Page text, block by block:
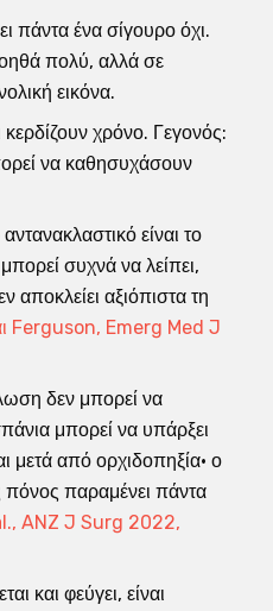
πάντα ένα σίγουρο όχι.
πολύ, αλλά σε
εικόνα.
χρόνο. Γεγονός:
να καθησυχάσουν
είναι το
συχνά να λείπει,
αποκλείει αξιόπιστα τη
Ferguson, Emerg Med J
δεν μπορεί να
μπορεί να υπάρξει
μετά από ορχιδοπηξία· ο
πόνος παραμένει πάντα
ANZ J Surg 2022,
και φεύγει, είναι